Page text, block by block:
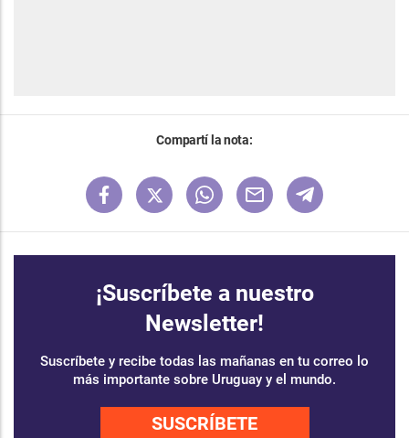
Compartí la nota:
¡Suscríbete a nuestro
Newsletter!
Suscríbete y recibe todas las mañanas en tu correo lo
más importante sobre Uruguay y el mundo.
SUSCRÍBETE